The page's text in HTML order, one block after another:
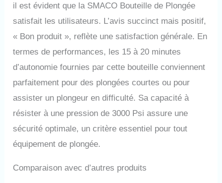
professionnelle: La tête
masculine gonflable de 8 mm
peut correspondre à la plupart
des équipements gonflables;
l'interface de tuyau moyenne
pression rotative à 360 ° rend
pratique à utiliser; équipé d'un
manomètre fluorescent
prolongé, vous pouvez
facilement comprendre le
temps de plongée restant lors
de la plongée; Une fois la
boîte de plongée démontée,
l'avion et l'utiliser une fois
il est évident que la SMACO Bouteille de Plongée
satisfait les utilisateurs. L’avis succinct mais positif,
« Bon produit », reflète une satisfaction générale. En
termes de performances, les 15 à 20 minutes
d’autonomie fournies par cette bouteille conviennent
parfaitement pour des plongées courtes ou pour
assister un plongeur en difficulté. Sa capacité à
résister à une pression de 3000 Psi assure une
sécurité optimale, un critère essentiel pour tout
équipement de plongée.
Comparaison avec d’autres produits